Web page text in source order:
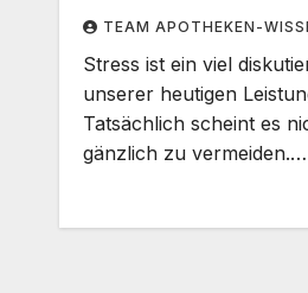
TEAM APOTHEKEN-
Stress ist ein viel
unserer heutigen
Tatsächlich scheint es
gänzlich zu vermeiden.…